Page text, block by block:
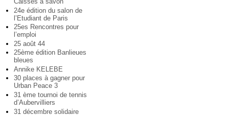
24e édition du salon de
l’Etudiant de Paris
25es Rencontres pour
l’emploi
25 août 44
25ème édition Banlieues
bleues
Annike KELEBE
30 places à gagner pour
Urban Peace 3
31 ème tournoi de tennis
d’Aubervilliers
31 décembre solidaire